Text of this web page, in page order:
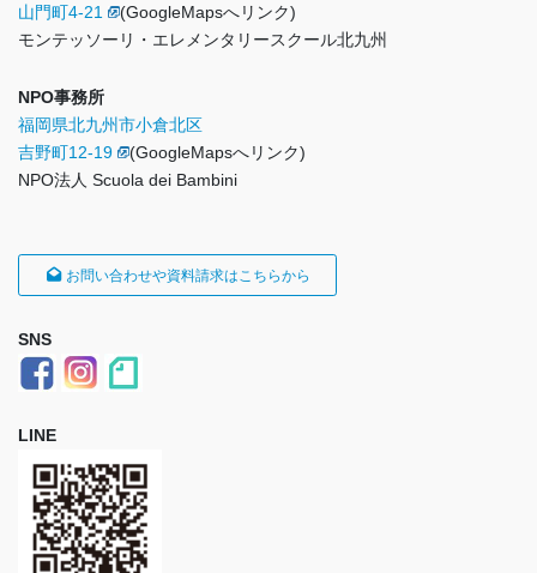
山門町4-21
(GoogleMapsへリンク)
モンテッソーリ・エレメンタリースクール北九州
NPO事務所
福岡県北九州市小倉北区
吉野町12-19
(GoogleMapsへリンク)
NPO法人 Scuola dei Bambini
お問い合わせや資料請求はこちらから
SNS
LINE